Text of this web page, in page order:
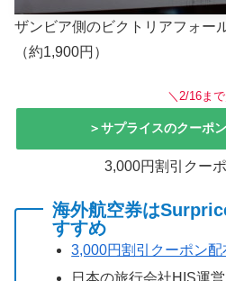
ザンビア側のビクトリアフォー
（約1,900円）
＼2/16まで
＞サプライスのクーポ
3,000円割引クー
海外航空券は
すすめ
3,000円割引クーポン配
日本の旅行会社HIS運